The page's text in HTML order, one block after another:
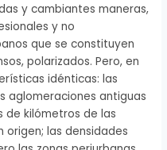
y cambiantes maneras,
y no
que se constituyen
polarizados. Pero, en
idénticas: las
aglomeraciones antiguas
de kilómetros de las
origen; las densidades